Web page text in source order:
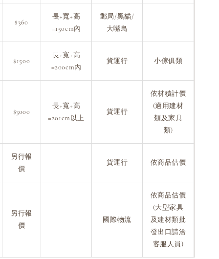
$360
長+寬+高
=150cm內
郵局/黑貓/
大嘴鳥
$1500
長+寬+高
=200cm內
貨運行 小傢俱類
$3000
長+寬+高
=201cm以上
貨運行
依材積計價
(適用建材
類及家具
類)
另行報
價
貨運行 依商品估價
另行報
價
國際物流
依商品估價
(大型家具
及建材類批
發出口請洽
客服人員)